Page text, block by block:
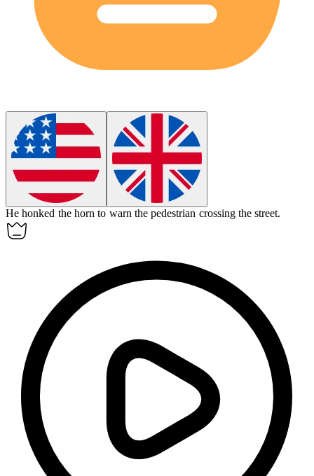
He honked the horn to warn the pedestrian crossing the street.